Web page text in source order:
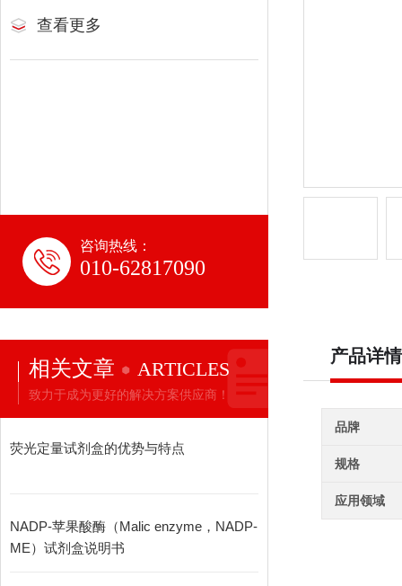
查看更多
咨询热线：
010-62817090
相关文章 ARTICLES
致力于成为更好的解决方案供应商！
荧光定量试剂盒的优势与特点
NADP-苹果酸酶（Malic enzyme，NADP-
ME）试剂盒说明书
产品详情
品牌
规格
应用领域